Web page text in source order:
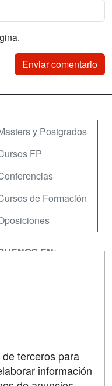
y Postgrados
FP
de Formación
EN:
terceros para
información